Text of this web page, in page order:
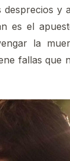
y
es el
la
fallas que